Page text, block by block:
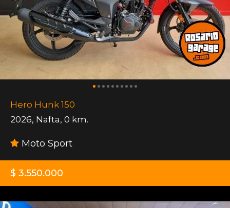
Hero Hunk 150
2026, Nafta, 0 km.
Moto Sport
$ 3.550.000